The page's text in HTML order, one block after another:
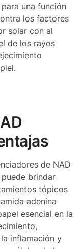
una función
los factores
solar con al
de los rayos
de NAD
brindar
tópicos
adenina
esencial en la
inflamación y